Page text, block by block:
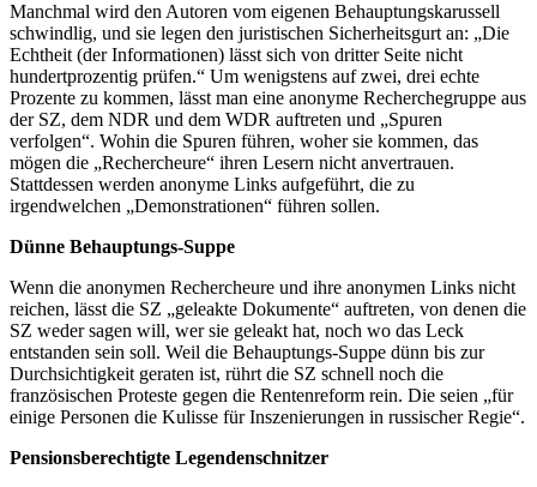
Manchmal wird den Autoren vom eigenen Behauptungskarussell
schwindlig, und sie legen den juristischen Sicherheitsgurt an: „Die
Echtheit (der Informationen) lässt sich von dritter Seite nicht
hundertprozentig prüfen.“ Um wenigstens auf zwei, drei echte
Prozente zu kommen, lässt man eine anonyme Recherchegruppe aus
der SZ, dem NDR und dem WDR auftreten und „Spuren
verfolgen“. Wohin die Spuren führen, woher sie kommen, das
mögen die „Rechercheure“ ihren Lesern nicht anvertrauen.
Stattdessen werden anonyme Links aufgeführt, die zu
irgendwelchen „Demonstrationen“ führen sollen.
Dünne Behauptungs-Suppe
Wenn die anonymen Rechercheure und ihre anonymen Links nicht
reichen, lässt die SZ „geleakte Dokumente“ auftreten, von denen die
SZ weder sagen will, wer sie geleakt hat, noch wo das Leck
entstanden sein soll. Weil die Behauptungs-Suppe dünn bis zur
Durchsichtigkeit geraten ist, rührt die SZ schnell noch die
französischen Proteste gegen die Rentenreform rein. Die seien „für
einige Personen die Kulisse für Inszenierungen in russischer Regie“.
Pensionsberechtigte Legendenschnitzer